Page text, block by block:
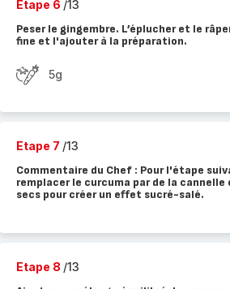
Etape 6 /13
Peser le gingembre. L’éplucher et le
fine et l'ajouter à la préparation.
5g
Etape 7 /13
Commentaire du Chef : Pour l'étape
remplacer le curcuma par de la
secs pour créer un effet sucré-salé.
Etape 8 /13